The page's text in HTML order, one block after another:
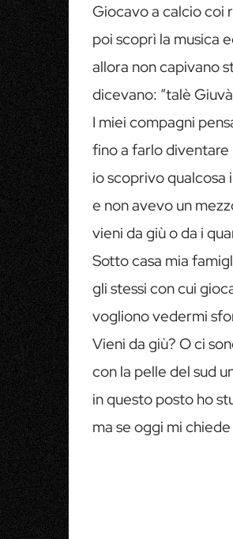
Giocavo a calcio coi
poi scoprì la musica
allora non capivano
dicevano: ”talè
I miei compagni
fino a farlo diventare
io scoprivo qualcosa
e non avevo un
vieni da giù o da i
Sotto casa mia
gli stessi con cui
vogliono vedermi
Vieni da giù? O ci
con la pelle del sud
in questo posto ho
ma se oggi mi